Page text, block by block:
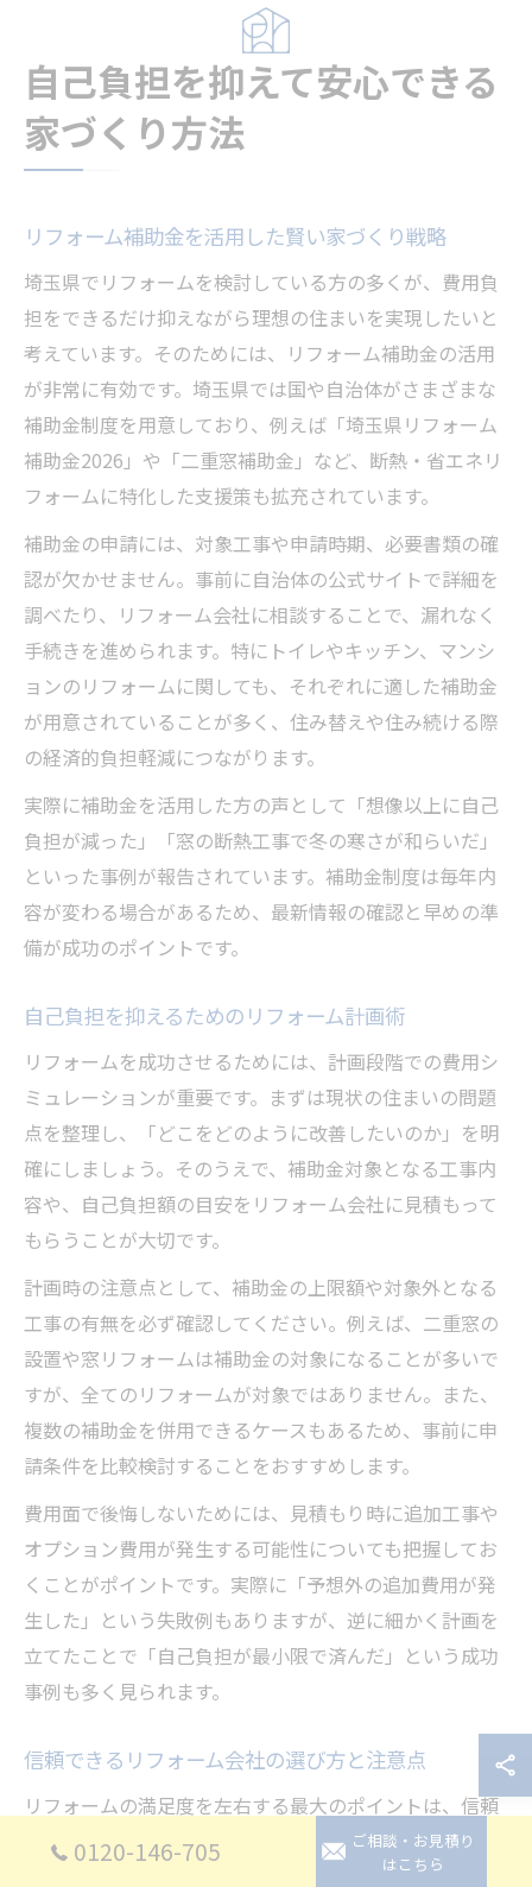
自己負担を抑えて安心できる
家づくり方法
リフォーム補助金を活用した賢い家づくり戦略
埼玉県でリフォームを検討している方の多くが、費用負
担をできるだけ抑えながら理想の住まいを実現したいと
考えています。そのためには、リフォーム補助金の活用
が非常に有効です。埼玉県では国や自治体がさまざまな
補助金制度を用意しており、例えば「埼玉県リフォーム
補助金2026」や「二重窓補助金」など、断熱・省エネリ
フォームに特化した支援策も拡充されています。
補助金の申請には、対象工事や申請時期、必要書類の確
認が欠かせません。事前に自治体の公式サイトで詳細を
調べたり、リフォーム会社に相談することで、漏れなく
手続きを進められます。特にトイレやキッチン、マンシ
ョンのリフォームに関しても、それぞれに適した補助金
が用意されていることが多く、住み替えや住み続ける際
の経済的負担軽減につながります。
実際に補助金を活用した方の声として「想像以上に自己
負担が減った」「窓の断熱工事で冬の寒さが和らいだ」
といった事例が報告されています。補助金制度は毎年内
容が変わる場合があるため、最新情報の確認と早めの準
備が成功のポイントです。
自己負担を抑えるためのリフォーム計画術
リフォームを成功させるためには、計画段階での費用シ
ミュレーションが重要です。まずは現状の住まいの問題
点を整理し、「どこをどのように改善したいのか」を明
確にしましょう。そのうえで、補助金対象となる工事内
容や、自己負担額の目安をリフォーム会社に見積もって
もらうことが大切です。
計画時の注意点として、補助金の上限額や対象外となる
工事の有無を必ず確認してください。例えば、二重窓の
設置や窓リフォームは補助金の対象になることが多いで
すが、全てのリフォームが対象ではありません。また、
複数の補助金を併用できるケースもあるため、事前に申
請条件を比較検討することをおすすめします。
費用面で後悔しないためには、見積もり時に追加工事や
オプション費用が発生する可能性についても把握してお
くことがポイントです。実際に「予想外の追加費用が発
生した」という失敗例もありますが、逆に細かく計画を
立てたことで「自己負担が最小限で済んだ」という成功
事例も多く見られます。
信頼できるリフォーム会社の選び方と注意点
リフォームの満足度を左右する最大のポイントは、信頼
できる施工会社選びです。埼玉県には多数のリフォーム
会社や工務店がありますが、補助金申請の実績や施工後
0120-146-705
ご相談・お見積り
はこちら